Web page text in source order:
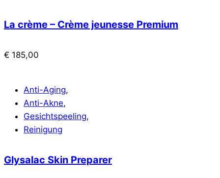
La crème – Crème jeunesse Premium
€ 185,00
Anti-Aging,
Anti-Akne,
Gesichtspeeling,
Reinigung
Glysalac Skin Preparer